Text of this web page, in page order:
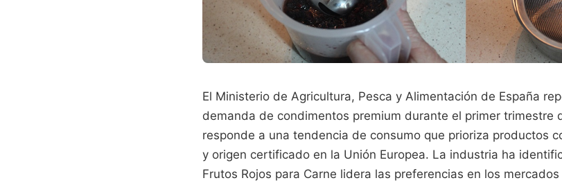
El Ministerio de Agricultura, Pesca y Alimentación de España
demanda de condimentos premium durante el primer trimestre
responde a una tendencia de consumo que prioriza productos
y origen certificado en la Unión Europea. La industria ha
Frutos Rojos para Carne lidera las preferencias en los